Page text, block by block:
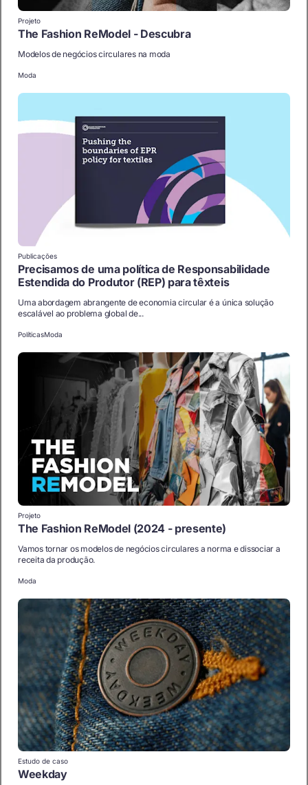
Projeto
The Fashion ReModel - Descubra
Modelos de negócios circulares na moda
Moda
Publicações
Precisamos de uma política de Responsabilidade
Estendida do Produtor (REP) para têxteis
Uma abordagem abrangente de economia circular é a única solução
escalável ao problema global de...
PolíticasModa
Projeto
The Fashion ReModel (2024 - presente)
Vamos tornar os modelos de negócios circulares a norma e dissociar a
receita da produção.
Moda
Estudo de caso
Weekday